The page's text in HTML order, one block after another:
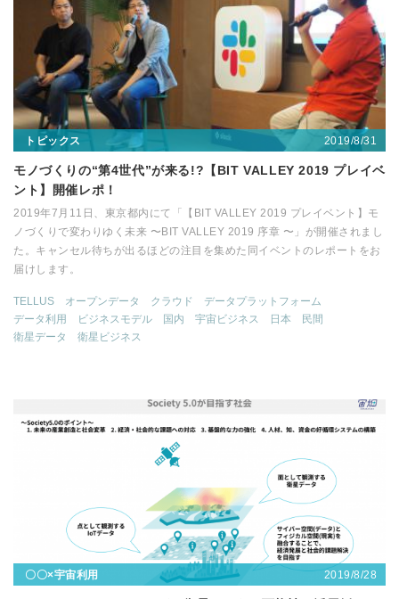
トピックス 2019/8/31
モノづくりの“第4世代”が来る!?【BIT VALLEY 2019 プレイベ
ント】開催レポ！
2019年7月11日、東京都内にて「【BIT VALLEY 2019 プレイベント】モ
ノづくりで変わりゆく未来 〜BIT VALLEY 2019 序章 〜」が開催されまし
た。キャンセル待ちが出るほどの注目を集めた同イベントのレポートをお
届けします。
TELLUS オープンデータ クラウド
データプラットフォーム
データ利用
ビジネスモデル 国内 宇宙ビジネス 日本
民間
衛星データ
衛星ビジネス
〇〇×宇宙利用 2019/8/28